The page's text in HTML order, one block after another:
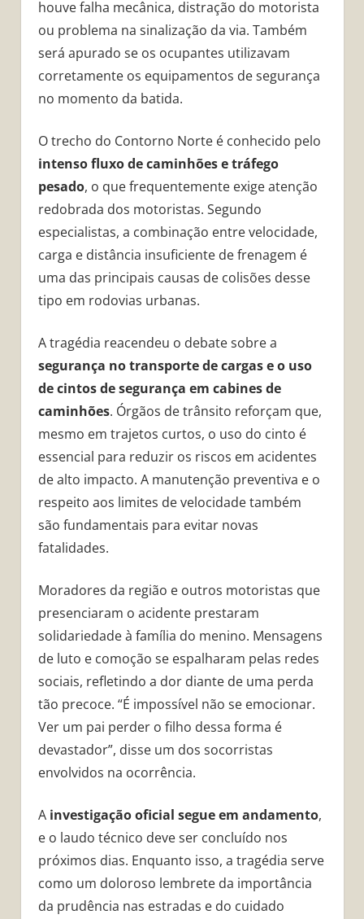
houve falha mecânica, distração do motorista
ou problema na sinalização da via. Também
será apurado se os ocupantes utilizavam
corretamente os equipamentos de segurança
no momento da batida.
O trecho do Contorno Norte é conhecido pelo
intenso fluxo de caminhões e tráfego
pesado, o que frequentemente exige atenção
redobrada dos motoristas. Segundo
especialistas, a combinação entre velocidade,
carga e distância insuficiente de frenagem é
uma das principais causas de colisões desse
tipo em rodovias urbanas.
A tragédia reacendeu o debate sobre a
segurança no transporte de cargas e o uso
de cintos de segurança em cabines de
caminhões. Órgãos de trânsito reforçam que,
mesmo em trajetos curtos, o uso do cinto é
essencial para reduzir os riscos em acidentes
de alto impacto. A manutenção preventiva e o
respeito aos limites de velocidade também
são fundamentais para evitar novas
fatalidades.
Moradores da região e outros motoristas que
presenciaram o acidente prestaram
solidariedade à família do menino. Mensagens
de luto e comoção se espalharam pelas redes
sociais, refletindo a dor diante de uma perda
tão precoce. “É impossível não se emocionar.
Ver um pai perder o filho dessa forma é
devastador”, disse um dos socorristas
envolvidos na ocorrência.
A investigação oficial segue em andamento,
e o laudo técnico deve ser concluído nos
próximos dias. Enquanto isso, a tragédia serve
como um doloroso lembrete da importância
da prudência nas estradas e do cuidado